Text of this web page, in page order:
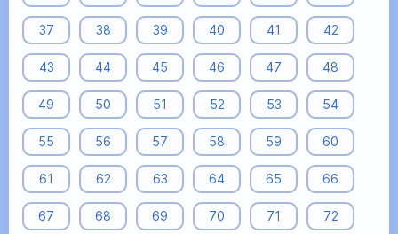
37 38 39 40 41 42
43 44 45 46 47 48
49 50 51 52 53 54
55 56 57 58 59 60
61 62 63 64 65 66
67 68 69 70 71 72